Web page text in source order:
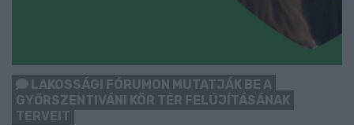
LAKOSSÁGI FÓRUMON MUTATJÁK BE A
GYŐRSZENTIVÁNI KÖR TÉR FELÚJÍTÁSÁNAK
TERVEIT